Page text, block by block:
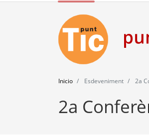
Inicio Esdeveniment 2a
2a